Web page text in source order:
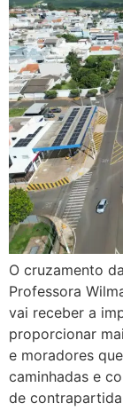
O cruzamento
Professora
vai receber a
proporcionar
e moradores
caminhadas e
de